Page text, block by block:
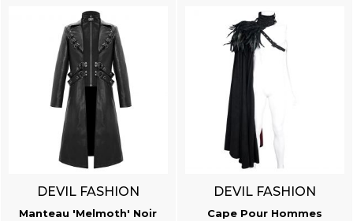
DEVIL FASHION
Manteau 'Melmoth' Noir
DEVIL FASHION
Cape Pour Hommes